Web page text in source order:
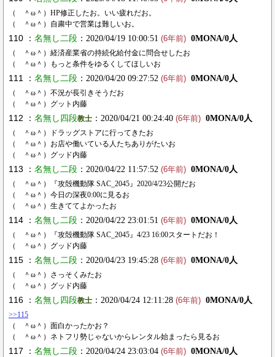
（ ＾ω＾）HP修正したお。いい疲れだお。
（ ＾ω＾）自粛中で営業は難しいお。
110 ： 名無し二段 ：2020/04/19 10:00:51 (6年前) 0MONA/0人
（ ＾ω＾）経済産業省の持続化給付金に問合せしたお
（ ＾ω＾）もっと条件をゆるくしてほしいお
111 ： 名無し二段 ：2020/04/20 09:27:52 (6年前) 0MONA/0人
（ ＾ω＾）不況が長引きそうだお
（ ＾ω＾）グット内藤
112 ： 名無し四段教士 ：2020/04/21 00:24:40 (6年前) 0MONA/0人
（ ＾ω＾）ドラッグストアに行ってきたお
（ ＾ω＾）お店や働いている人たちありがたいお
（ ＾ω＾）グッド内藤
113 ： 名無し二段 ：2020/04/22 11:57:52 (6年前) 0MONA/0人
（ ＾ω＾）『攻殻機動隊 SAC_2045』2020/4/23公開だお
（ ＾ω＾）今日の深夜0:00に見るお
（ ＾ω＾）生きててよかったお
114 ： 名無し二段 ：2020/04/22 23:01:51 (6年前) 0MONA/0人
（ ＾ω＾）『攻殻機動隊 SAC_2045』4/23 16:00スタートだお！
（ ＾ω＾）グッド内藤
115 ： 名無し二段 ：2020/04/23 19:45:28 (6年前) 0MONA/0人
（ ＾ω＾）さっそくみたお
（ ＾ω＾）グッド内藤
116 ： 名無し四段教士 ：2020/04/24 12:11:28 (6年前) 0MONA/0人
>>115
（ ＾ω＾）面白かったかお？
（ ＾ω＾）ネトフリ勢じゃないからレンタル始まったら見るお
117 ： 名無し二段 ：2020/04/24 23:03:04 (6年前) 0MONA/0人